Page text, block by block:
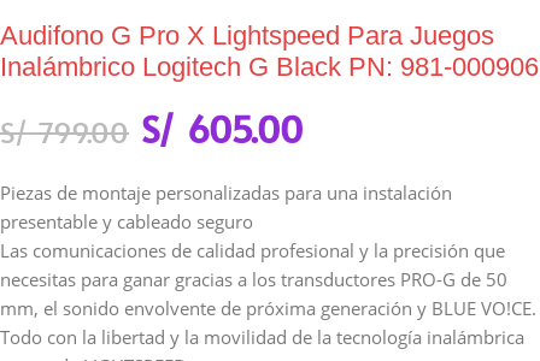
Audifono G Pro X Lightspeed Para Juegos
Inalámbrico Logitech G Black PN: 981-000906
S/799.00 S/ 605.00
Piezas de montaje personalizadas para una instalación
presentable y cableado seguro
Las comunicaciones de calidad profesional y la precisión que
necesitas para ganar gracias a los transductores PRO-G de 50
mm, el sonido envolvente de próxima generación y BLUE VO!CE.
Todo con la libertad y la movilidad de la tecnología inalámbrica